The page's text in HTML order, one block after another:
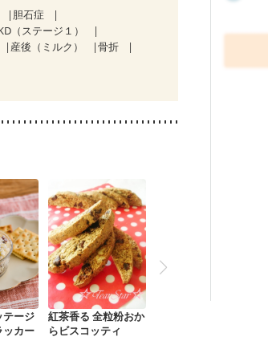
胆石症
（ステージ１）
産後（ミルク）
骨折
テージ
ッカー
紅茶香る 全粒粉おか
らビスコッティ